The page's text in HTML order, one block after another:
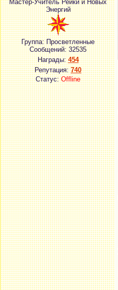
Мастер-Учитель Рейки и Новых
Энергий
Группа: Просветленные
Сообщений:32535
Награды:454
Репутация:740
Статус:Offline